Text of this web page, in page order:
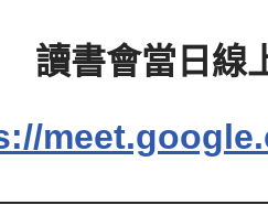
讀書會當日線